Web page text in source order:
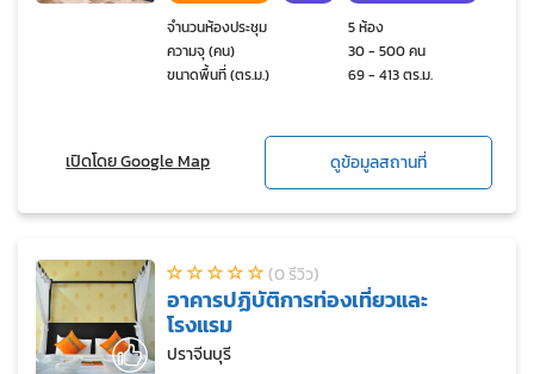
จำนวนห้องประชุม
5 ห้อง
ความจุ (คน)
30 - 500 คน
ขนาดพื้นที่ (ตร.ม.)
69 - 413 ตร.ม.
เปิดโดย Google Map ดูข้อมูลสถานที่
(0 รีวิว)
อาคารปฏิบัติการท่องเที่ยวและ
โรงแรม
ปราจีนบุรี